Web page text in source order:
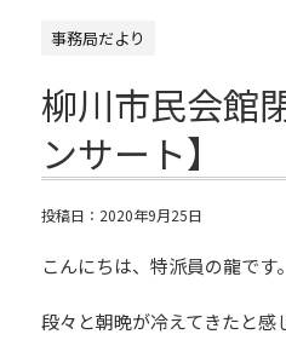
事務局だより
柳川市民会館
ンサート】
投稿日： 2020年9月25日
こんにちは、特派員の龍です。
段々と朝晩が冷えてきたと感